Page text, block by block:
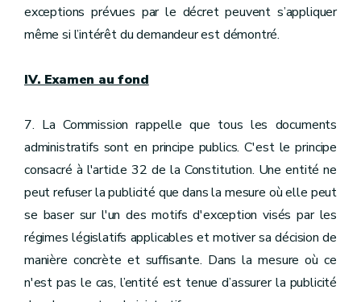
exceptions prévues par le décret peuvent s’appliquer
même si l’intérêt du demandeur est démontré.
IV. Examen au fond
7. La Commission rappelle que tous les documents
administratifs sont en principe publics. C'est le principe
consacré à l'article 32 de la Constitution. Une entité ne
peut refuser la publicité que dans la mesure où elle peut
se baser sur l'un des motifs d'exception visés par les
régimes législatifs applicables et motiver sa décision de
manière concrète et suffisante. Dans la mesure où ce
n'est pas le cas, l’entité est tenue d’assurer la publicité